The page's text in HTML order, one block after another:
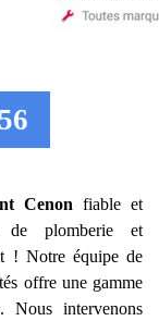
Cenon fiable et
de plomberie et
! Notre équipe de
offre une gamme
Nous intervenons